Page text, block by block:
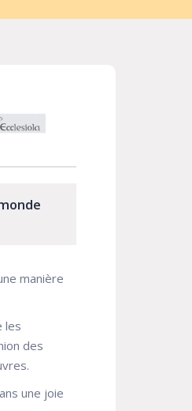
manière
les
des
une joie